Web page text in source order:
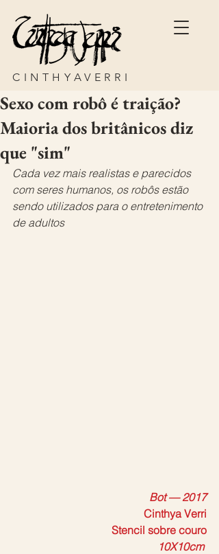
CINTHYAVERRI
Sexo com robô é traição?
Maioria dos britânicos diz
que "sim"
Cada vez mais realistas e parecidos
com seres humanos, os robôs estão
sendo utilizados para o entretenimento
de adultos
Bot — 2017
Cinthya Verri
Stencil sobre couro
10X10cm